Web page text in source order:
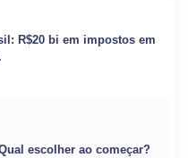
R$20 bi em impostos em
escolher ao começar?